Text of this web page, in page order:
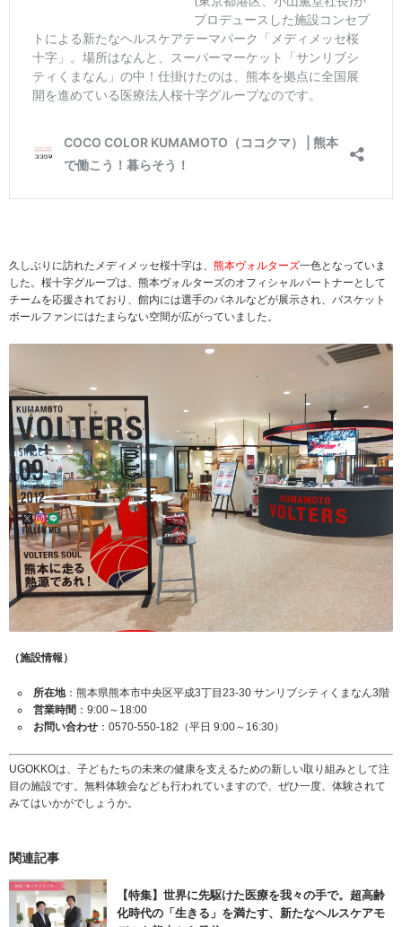
久しぶりに訪れたメディメッセ桜十字は、 熊本ヴォルターズ一色となっていま
した。桜十字グループは、熊本ヴォルターズのオフィシャルパートナーとして
チームを応援されており、館内には選手のパネルなどが展示され、バスケット
ボールファンにはたまらない空間が広がっていました。
（施設情報）
所在地：熊本県熊本市中央区平成3丁目23-30 サンリブシティくまなん3階
営業時間 ：9:00～18:00
お問い合わせ ：0570-550-182（平日 9:00～16:30）
UGOKKOは、子どもたちの未来の健康を支えるための新しい取り組みとして注
目の施設です。無料体験会なども行われていますので、ぜひ一度、体験されて
みてはいかがでしょうか。
関連記事
【特集】世界に先駆けた医療を我々の手で。超高齢
化時代の「生きる」を満たす、新たなヘルスケアモ